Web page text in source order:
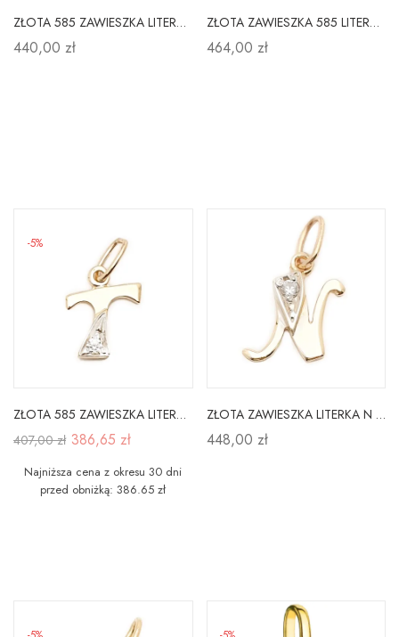
ZŁOTA 585 ZAWIESZKA LITERKA B Z CYRKONIĄ
440,00 zł
ZŁOTA ZAWIESZKA 585 LITERKA D z CYRKONIĄ
464,00 zł
-5%
ZŁOTA 585 ZAWIESZKA LITERKA T z CYRKONIĄ
407,00 zł 386,65 zł
Najniższa cena z okresu 30 dni
przed obniżką: 386.65 zł
ZŁOTA ZAWIESZKA LITERKA N z Cyrkonią
448,00 zł